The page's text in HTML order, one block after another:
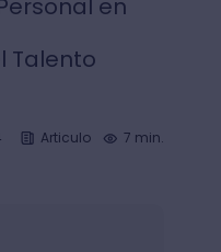
en
Talento
Articulo 7 min.